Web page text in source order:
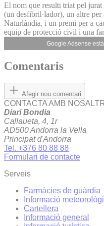
El nom que resulti triat pel
(un desfibril·lador), un altre per
Naturlàndia, i un premi per a
equip de protecció civil i una
Google Adsense
Comentaris
Afegir nou comentari
CONTACTA AMB
Diari Bondia
Callaueta, 4, 1r
AD500 Andorra la Vella
Principat d'Andorra
Tel. +376 80 88 88
Formulari de contacte
Serveis
Farmàcies de guàrdia
Informació
Cartellera
Informació general